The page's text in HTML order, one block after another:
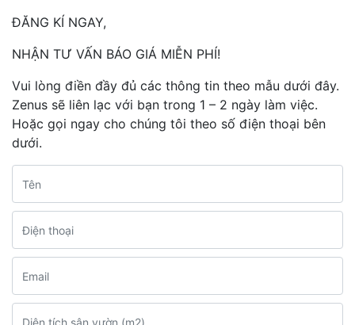
ĐĂNG KÍ NGAY,
NHẬN TƯ VẤN BÁO GIÁ MIỄN PHÍ!
Vui lòng điền đầy đủ các thông tin theo mẫu dưới đây.
Zenus sẽ liên lạc với bạn trong 1 – 2 ngày làm việc.
Hoặc gọi ngay cho chúng tôi theo số điện thoại bên
dưới.